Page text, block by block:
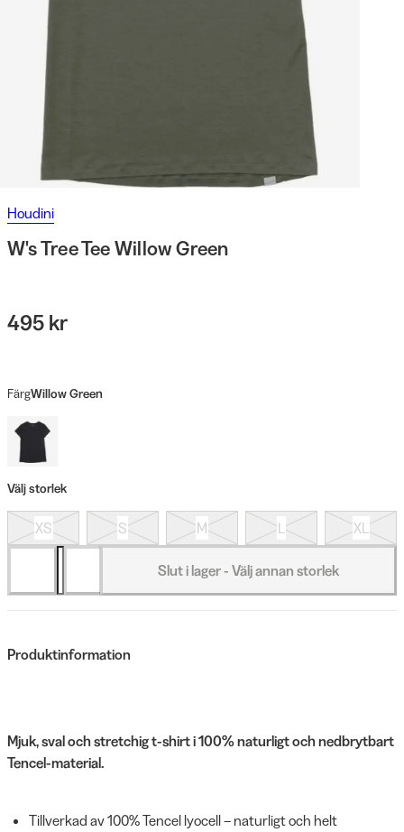
Houdini
W's Tree Tee Willow Green
495 kr
FärgWillow Green
Välj storlek
XS S M L XL
Slut i lager - Välj annan storlek
Produktinformation
Mjuk, sval och stretchig t-shirt i 100% naturligt och nedbrytbart
Tencel-material.
Tillverkad av 100% Tencel lyocell – naturligt och helt